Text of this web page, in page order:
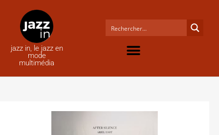
jazz in, le jazz en
mode
multimédia